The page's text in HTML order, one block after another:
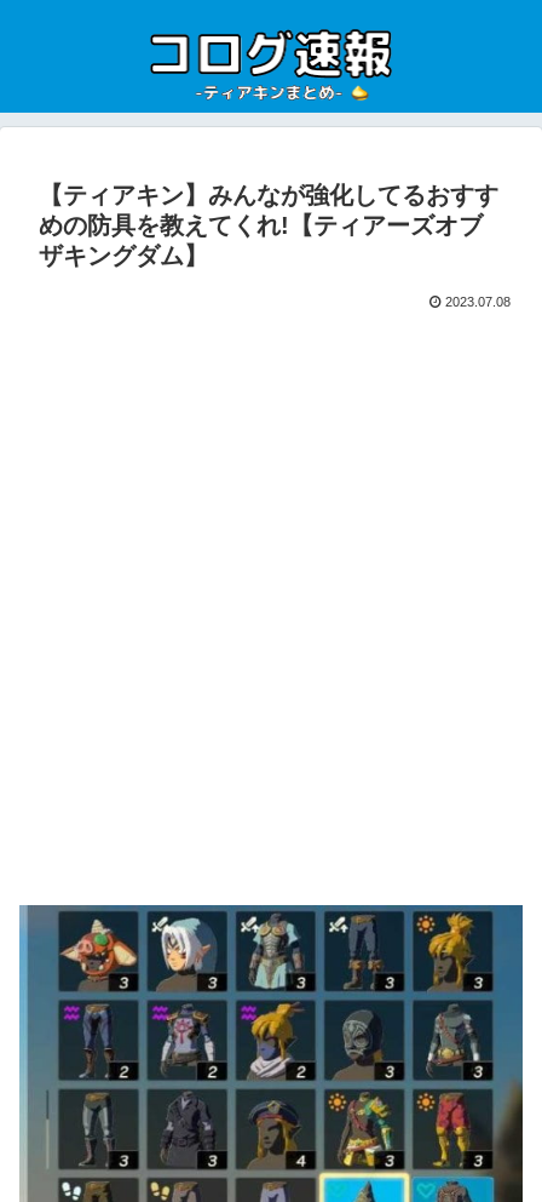
【ティアキン】みんなが強化してるおすす
めの防具を教えてくれ!【ティアーズオブ
ザキングダム】
2023.07.08